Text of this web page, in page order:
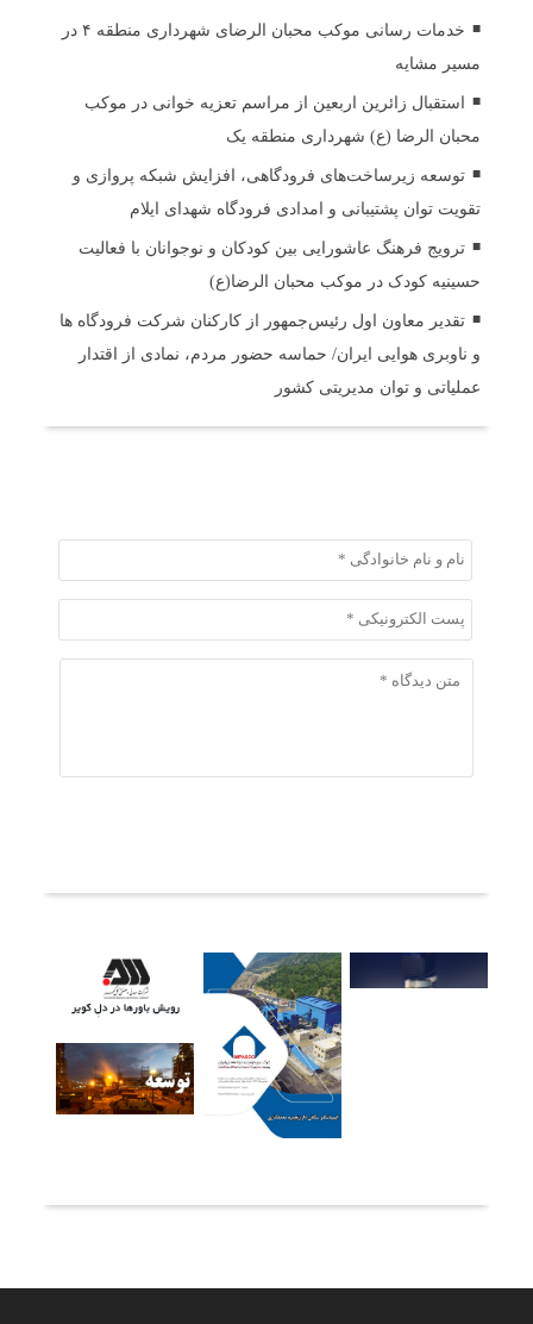
خدمات رسانی موکب محبان الرضای شهرداری منطقه ۴ در
مسیر مشایه
استقبال زائرین اربعین از مراسم تعزیه خوانی در موکب
محبان الرضا (ع) شهرداری منطقه یک
توسعه زیرساخت‌های فرودگاهی، افزایش شبکه پروازی و
تقویت توان پشتیبانی و امدادی فرودگاه شهدای ایلام
ترویج فرهنگ عاشورایی بین کودکان و نوجوانان با فعالیت
حسینیه کودک در موکب محبان الرضا(ع)
تقدیر معاون اول رئیس‌جمهور از کارکنان شرکت فرودگاه ها
و ناوبری هوایی ایران/ حماسه حضور مردم، نمادی از اقتدار
عملیاتی و توان مدیریتی کشور